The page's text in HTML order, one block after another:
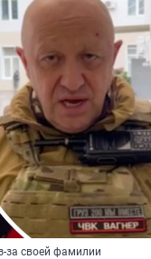
за своей фамилии